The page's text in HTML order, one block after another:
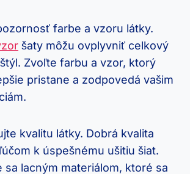
farbe a ‍vzoru⁤ látky.
šaty môžu ‌ovplyvniť celkový
Zvoľte ⁢farbu a vzor, ktorý
pristane a zodpovedá vašim
kvalitu látky.⁤ Dobrá kvalita
k ⁢úspešnému ušitiu šiat.
sa ⁢lacným⁢ materiálom, ktoré sa